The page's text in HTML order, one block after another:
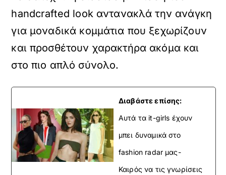
handcrafted look αντανακλά την ανάγκη
για μοναδικά κομμάτια που ξεχωρίζουν
και προσθέτουν χαρακτήρα ακόμα και
στο πιο απλό σύνολο.
Διαβάστε επίσης:
Αυτά τα it-girls έχουν
μπει δυναμικά στο
fashion radar μας-
Καιρός να τις γνωρίσεις